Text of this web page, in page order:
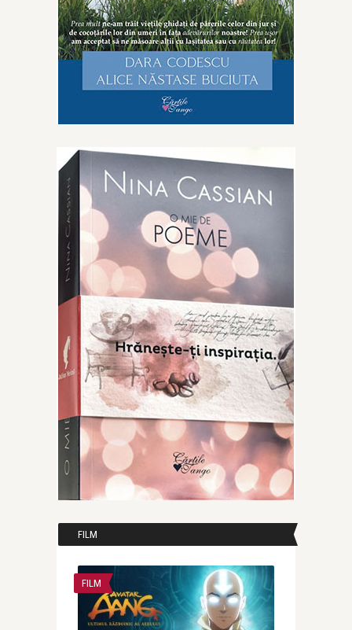
FILM
FILM